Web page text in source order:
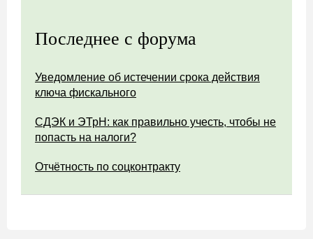
Последнее с форума
Уведомление об истечении срока действия
ключа фискального
СДЭК и ЭТрН: как правильно учесть, чтобы не
попасть на налоги?
Отчётность по соцконтракту